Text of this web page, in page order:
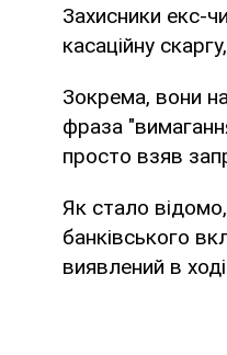
Захисники екс-
касаційну
Зокрема, вони
фраза
просто взяв
Як стало
банківського
виявлений в